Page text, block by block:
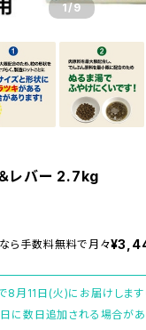
1/9
レバー 2.7kg
なら 手数料無料で 月々
月11日(火)にお届けします
に数日追加される場合があ